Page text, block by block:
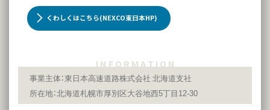
くわしくはこちら(NEXCO東日本HP)
I N F O R M A T I O N
事業主体：東日本高速道路株式会社 北海道支社
所在地：北海道札幌市厚別区大谷地西5丁目12-30